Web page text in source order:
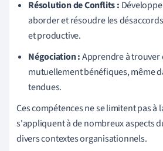
Résolution de Conflits :
aborder et résoudre les
et productive.
Négociation :Apprendre à trouver
mutuellement bénéfiques, même
tendues.
Ces compétences ne se limitent pas à
s'appliquent à de nombreux aspects
divers contextes organisationnels.